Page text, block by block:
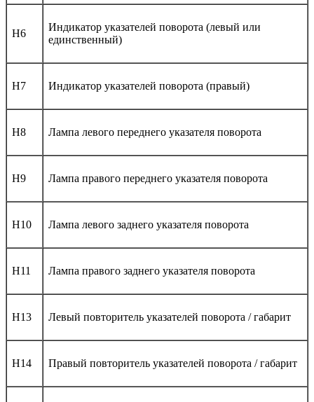
H6
Индикатор указателей поворота (левый или
единственный)
H7 Индикатор указателей поворота (правый)
H8 Лампа левого переднего указателя поворота
H9 Лампа правого переднего указателя поворота
H10 Лампа левого заднего указателя поворота
H11 Лампа правого заднего указателя поворота
H13 Левый повторитель указателей поворота / габарит
H14 Правый повторитель указателей поворота / габарит